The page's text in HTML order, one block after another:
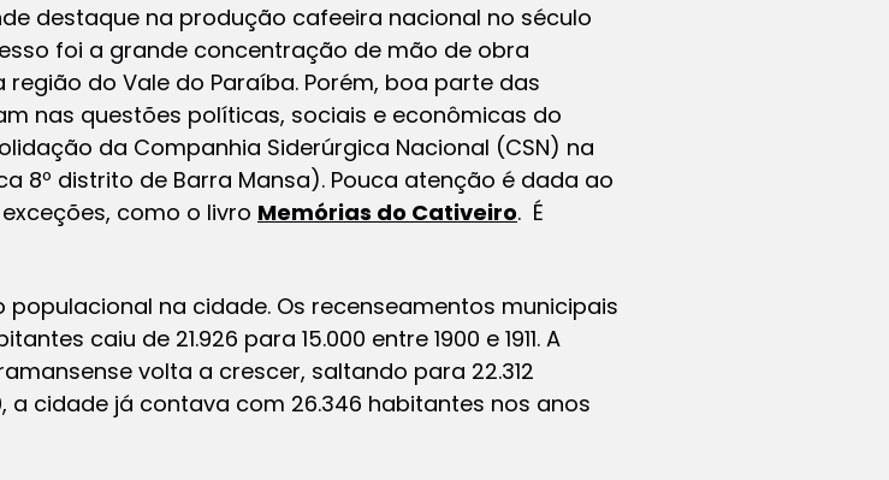
destaque na produção cafeeira nacional no século
foi a grande concentração de mão de obra
região do Vale do Paraíba. Porém, boa parte das
nas questões políticas, sociais e econômicas do
da Companhia Siderúrgica Nacional (CSN) na
8º distrito de Barra Mansa). Pouca atenção é dada ao
como o livro Memórias do Cativeiro. É
na cidade. Os recenseamentos municipais
caiu de 21.926 para 15.000 entre 1900 e 1911. A
volta a crescer, saltando para 22.312
a cidade já contava com 26.346 habitantes nos anos